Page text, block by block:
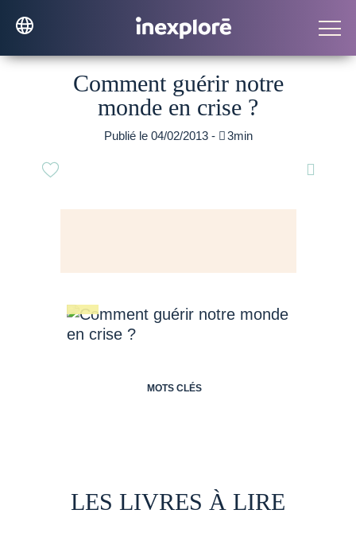
Comment guérir notre
monde en crise ?
Publié le 04/02/2013 - 3min

MOTS CLÉS
LES LIVRES À LIRE